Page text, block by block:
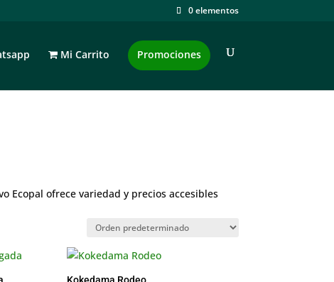
0 elementos
Mi Carrito Promociones
Ecopal ofrece variedad y precios accesibles